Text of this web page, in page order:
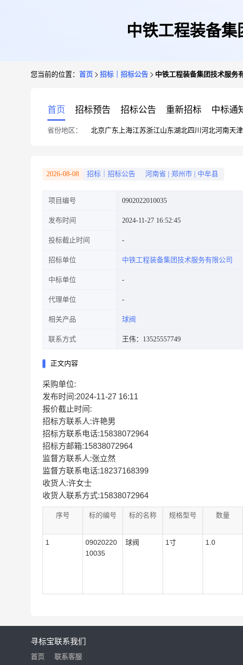
中铁工程装备
您当前的位置： 首页 招标｜招标公告 中铁工程装备集团技术服务
首页 招标预告 招标公告 重新招标 中标通
省份地区： 北京广东 上海江苏浙江山东湖北四川 河北河南天津
2026-08-08 招标｜招标公告 河南省 郑州市 中牟县
项目编号 0902022010035
发布时间 2024-11-27 16:52:45
投标截止时间
招标单位 中铁工程装备集团技术服务有限公司
中标单位
代理单位
相关产品 球阀
联系方式 王伟：13525557749
正文内容
采购单位:
发布时间:2024-11-27 16:11
报价截止时间:
招标方联系人:许艳男
招标方联系电话:15838072964
招标方邮箱:15838072964
监督方联系人:张立然
监督方联系电话:18237168399
收货人:许女士
收货人联系方式:15838072964
序号 标的编号 标的名称 规格型号 数量
1
09020220
10035
球阀 1寸 1.0
寻标宝
首页
联系我们
联系客服